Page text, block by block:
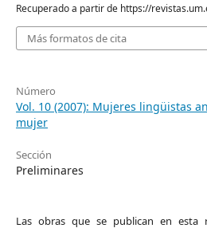
Recuperado a partir de https://
Más formatos de cita
Número
Vol. 10 (2007): Mujeres lingüistas
mujer
Sección
Preliminares
Las obras que se publican en esta